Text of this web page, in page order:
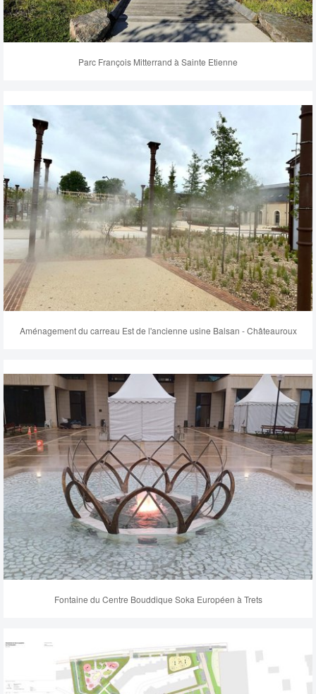
Parc François Mitterrand à Sainte Etienne
Aménagement du carreau Est de l'ancienne usine Balsan - Châteauroux
Fontaine du Centre Bouddique Soka Européen à Trets